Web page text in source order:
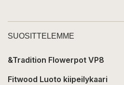
SUOSITTELEMME
&Tradition Flowerpot VP8
Fitwood Luoto kiipeilykaari